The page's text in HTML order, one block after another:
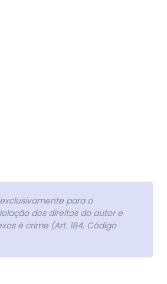
para o
dos direitos do autor e
é crime (Art. 184, Código